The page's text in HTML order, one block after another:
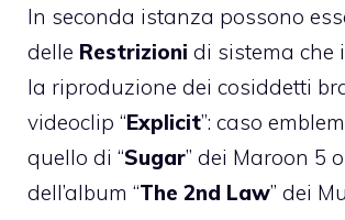
In seconda istanza possono
delle Restrizioni di sistema che
la riproduzione dei cosiddetti
videoclip “Explicit”: caso
quello di “Sugar” dei Maroon 5
dell’album “The 2nd Law” dei